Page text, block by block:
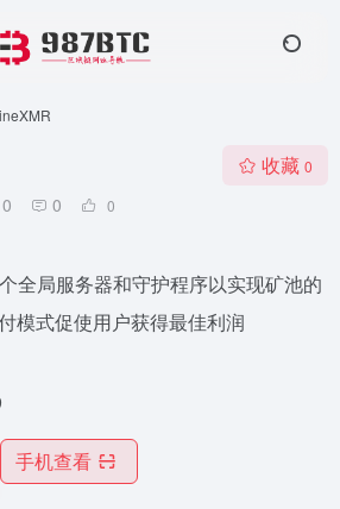
0 0 0
收藏 0
全局服务器和守护程序以实现矿池的
模式促使用户获得最佳利润
手机查看